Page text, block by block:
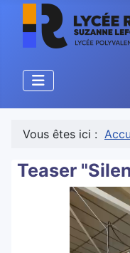
Vous êtes ici :
Teaser